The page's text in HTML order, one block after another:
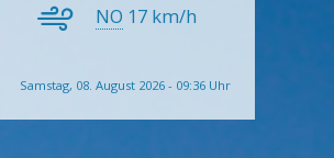
NO 17 km/h
Samstag, 08. August 2026 - 09:36 Uhr